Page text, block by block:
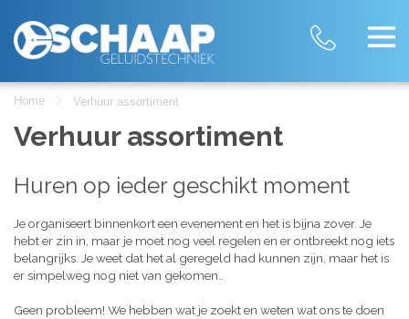
Home Verhuur assortiment
Verhuur assortiment
Huren op ieder geschikt moment
Je organiseert binnenkort een evenement en het is bijna zover. Je
hebt er zin in, maar je moet nog veel regelen en er ontbreekt nog iets
belangrijks. Je weet dat het al geregeld had kunnen zijn, maar het is
er simpelweg nog niet van gekomen..
Geen probleem! We hebben wat je zoekt en weten wat ons te doen